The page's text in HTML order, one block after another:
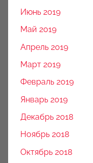
Июнь 2019
Май 2019
Апрель 2019
Март 2019
Февраль 2019
Январь 2019
Декабрь 2018
Ноябрь 2018
Октябрь 2018